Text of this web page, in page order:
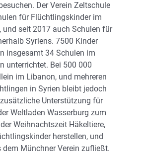
Der Verein Zeltschule
für Flüchtlingskinder im
und seit 2017 auch Schulen für
Syriens. 7500 Kinder
insgesamt 34 Schulen im
unterrichtet. Bei 500 000
im Libanon, und mehreren
in Syrien bleibt jedoch
Unterstützung für
Weltladen Wasserburg zum
Weihnachtszeit Häkeltiere,
herstellen, und
dem Münchner Verein zufließt.